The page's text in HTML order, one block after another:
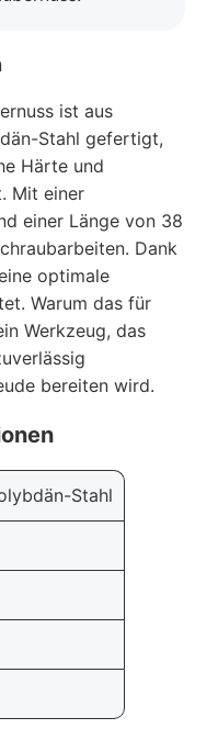
ist aus
Stahl gefertigt,
Härte und
Mit einer
einer Länge von 38
Dank
optimale
Warum das für
Werkzeug, das
bereiten wird.
Stahl